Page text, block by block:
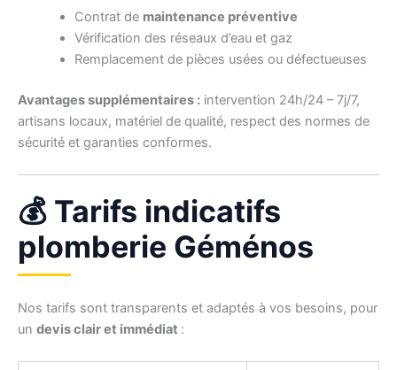
Contrat de maintenance préventive
Vérification des réseaux d’eau et gaz
Remplacement de pièces usées ou défectueuses
Avantages supplémentaires : intervention 24h/24 – 7j/7,
artisans locaux, matériel de qualité, respect des normes de
sécurité et garanties conformes.
💰 Tarifs indicatifs
plomberie Géménos
Nos tarifs sont transparents et adaptés à vos besoins, pour
un devis clair et immédiat :